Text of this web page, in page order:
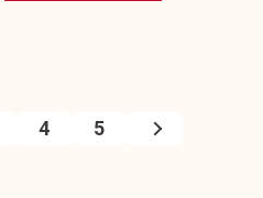
4 5